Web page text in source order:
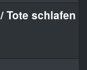
Tote schlafen